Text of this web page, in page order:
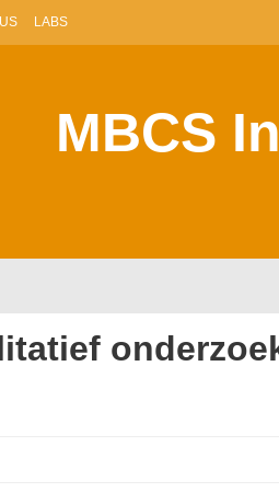
LABS
MBCS